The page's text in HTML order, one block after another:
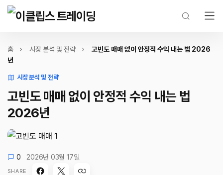
홈 시장 분석 및 전략
고빈도 매매 없이 안정적 수익 내는 법 2026
년
시장 분석 및 전략
고빈도 매매 없이 안정적 수익 내는 법
2026년
0 2026년 03월 17일
SHARE